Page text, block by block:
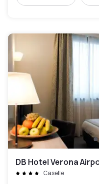
DB Hotel Verona
Caselle